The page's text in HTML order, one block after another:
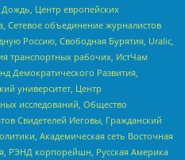
Дождь, Центр европейских
Сетевое объединение журналистов
Россию, Свободная Бурятия, Uralic,
транспортных рабочих, ИстЧам
Демократического Развития,
университет, Центр
исследований, Общество
Свидетелей Иеговы, Гражданский
Академическая сеть Восточная
РЭНД корпорейшн, Русская Америка